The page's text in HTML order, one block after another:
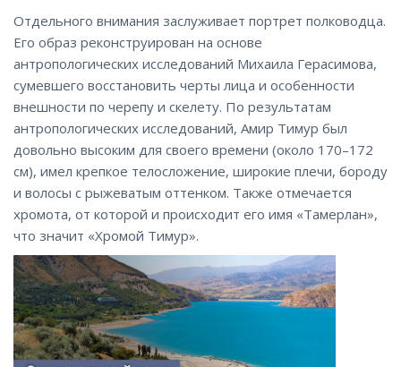
Отдельного внимания заслуживает портрет полководца.
Его образ реконструирован на основе
антропологических исследований Михаила Герасимова,
сумевшего восстановить черты лица и особенности
внешности по черепу и скелету. По результатам
антропологических исследований, Амир Тимур был
довольно высоким для своего времени (около 170–172
см), имел крепкое телосложение, широкие плечи, бороду
и волосы с рыжеватым оттенком. Также отмечается
хромота, от которой и происходит его имя «Тамерлан»,
что значит «Хромой Тимур».